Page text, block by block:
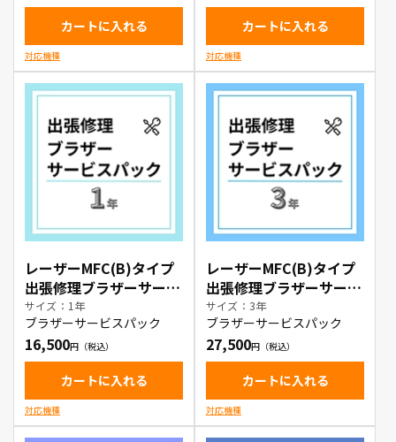
カートに入れる
対応機種
カートに入れる
対応機種
レーザーMFC(B)タイプ
出張修理ブラザーサービ
スパック1年
サイズ：1年
ブラザーサービスパック
16,500
カートに入れる
対応機種
レーザーMFC(B)タイプ
出張修理ブラザーサービ
スパック3年
サイズ：3年
ブラザーサービスパック
27,500
カートに入れる
対応機種